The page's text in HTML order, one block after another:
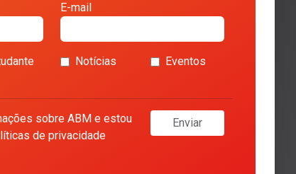
E-mail
Notícias
Eventos
sobre ABM e estou
de privacidade
Enviar